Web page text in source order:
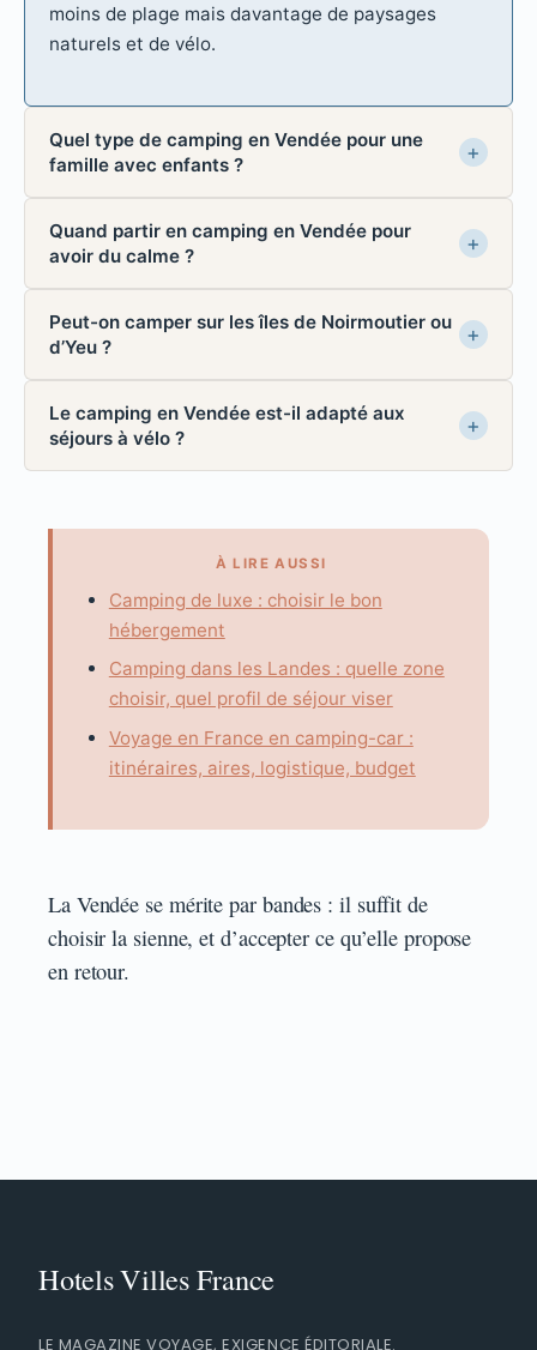
moins de plage mais davantage de paysages
naturels et de vélo.
Quel type de camping en Vendée pour une
famille avec enfants ?
Quand partir en camping en Vendée pour
avoir du calme ?
Peut-on camper sur les îles de Noirmoutier ou
d’Yeu ?
Le camping en Vendée est-il adapté aux
séjours à vélo ?
À LIRE AUSSI
Camping de luxe : choisir le bon
hébergement
Camping dans les Landes : quelle zone
choisir, quel profil de séjour viser
Voyage en France en camping-car :
itinéraires, aires, logistique, budget
La Vendée se mérite par bandes : il suffit de
choisir la sienne, et d’accepter ce qu’elle propose
en retour.
LE MAGAZINE VOYAGE, EXIGENCE ÉDITORIALE.